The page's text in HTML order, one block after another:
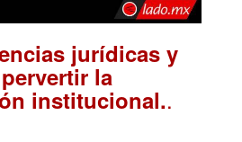
jurídicas y
la
institucional..